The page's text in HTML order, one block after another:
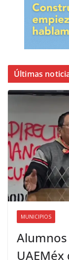
Últimas
MUNICIPIOS